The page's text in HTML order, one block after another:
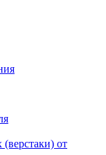
от